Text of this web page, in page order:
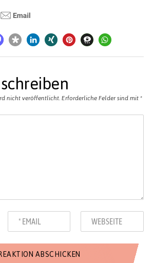
nicht veröffentlicht. Erforderliche Felder sind mit *